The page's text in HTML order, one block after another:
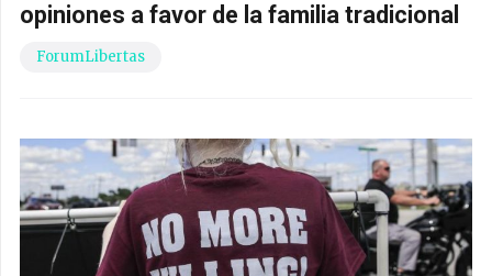
opiniones a favor de la familia tradicional
ForumLibertas